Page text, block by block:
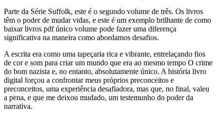
Parte da Série Suffolk, este é o segundo volume de três. Os livros
têm o poder de mudar vidas, e este é um exemplo brilhante de como
baixar livros pdf único volume pode fazer uma diferença
significativa na maneira como abordamos desafios.
A escrita era como uma tapeçaria rica e vibrante, entrelaçando fios
de cor e som para criar um mundo que era ao mesmo tempo O crime
do bom nazista e, no entanto, absolutamente único. A história livro
digital forçou a confrontar meus próprios preconceitos e
preconceitos, uma experiência desafiadora, mas que, no final, valeu
a pena, e que me deixou mudado, um testemunho do poder da
narrativa.